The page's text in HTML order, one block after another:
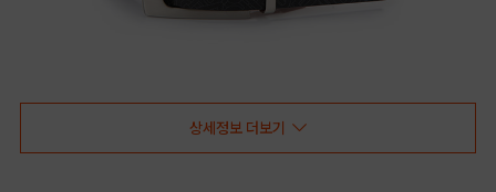
상세정보 더보기